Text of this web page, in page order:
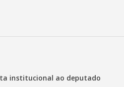
institucional ao deputado